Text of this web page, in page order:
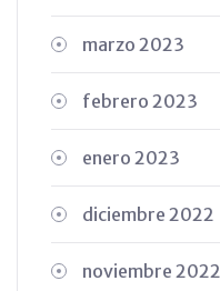
marzo 2023
febrero 2023
enero 2023
diciembre 2022
noviembre 2022